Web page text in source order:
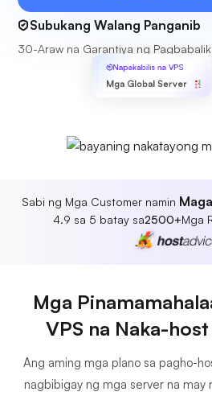
Subukang Walang Panganib
30-Araw na Garantiya ng
Napakabilis na VPS
Mga Global Server
Sabi ng Mga Customer namin
4.9 sa 5 batay sa2500+Mga
Mga
VPS na Naka-
Ang aming mga plano sa pagho-
nagbibigay ng mga server na may